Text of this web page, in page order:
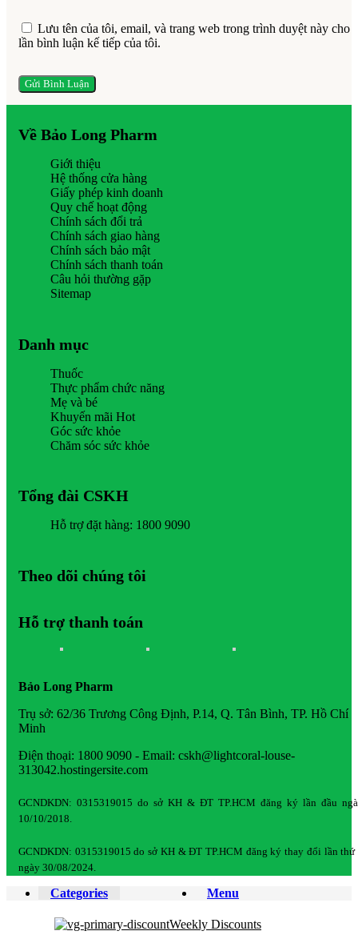
Lưu tên của tôi, email, và trang web trong trình duyệt này cho
lần bình luận kế tiếp của tôi.
Về Bảo Long Pharm
Giới thiệu
Hệ thống cửa hàng
Giấy phép kinh doanh
Quy chế hoạt động
Chính sách đổi trả
Chính sách giao hàng
Chính sách bảo mật
Chính sách thanh toán
Câu hỏi thường gặp
Sitemap
Danh mục
Thuốc
Thực phẩm chức năng
Mẹ và bé
Khuyến mãi Hot
Góc sức khỏe
Chăm sóc sức khỏe
Tổng đài CSKH
Hỗ trợ đặt hàng: 1800 9090
Theo dõi chúng tôi
Hỗ trợ thanh toán
Bảo Long Pharm
Trụ sở: 62/36 Trương Công Định, P.14, Q. Tân Bình, TP. Hồ Chí
Minh
Điện thoại: 1800 9090 - Email: cskh@lightcoral-louse-
313042.hostingersite.com
GCNDKDN: 0315319015 do sở KH & ĐT TP.HCM đăng ký lần đầu
10/10/2018.
GCNDKDN: 0315319015 do sở KH & ĐT TP.HCM đăng ký thay đổi lần thứ
ngày 30/08/2024.
Menu
Categories
Weekly Discounts